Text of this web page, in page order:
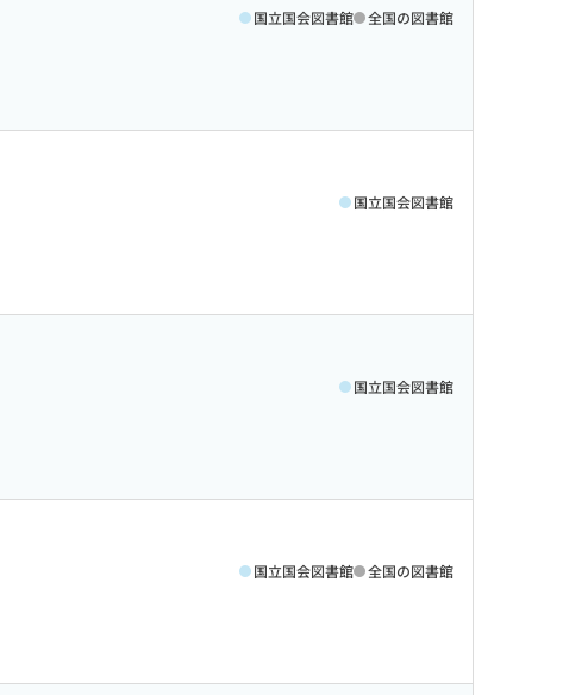
国立国会図書館 全国の図書館
国立国会図書館
国立国会図書館
国立国会図書館 全国の図書館